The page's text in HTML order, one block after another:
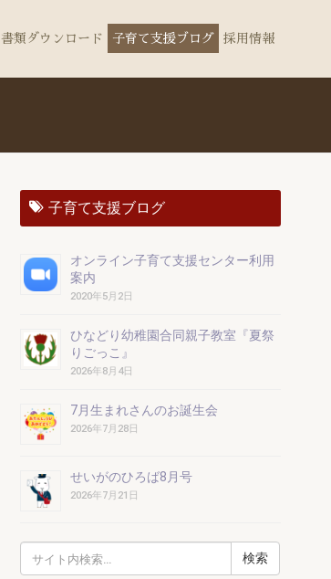
書類ダウンロード 子育て支援ブログ 採用情報
子育て支援ブログ
オンライン子育て支援センター利用
案内
2020年5月2日
ひなどり幼稚園合同親子教室『夏祭
りごっこ』
2026年8月4日
7月生まれさんのお誕生会
2026年7月28日
せいがのひろば8月号
2026年7月21日